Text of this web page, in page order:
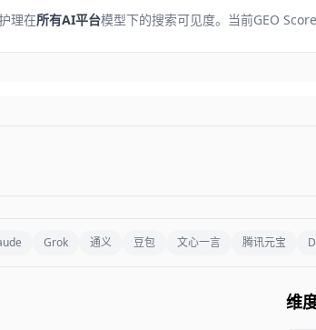
理在所有AI平台模型下的搜索可见度。 当前GEO
Grok 通义 豆包 文心一言 腾讯元宝
维